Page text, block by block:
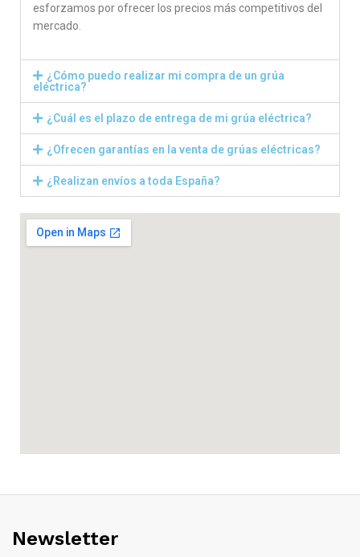
esforzamos por ofrecer los precios más competitivos del
mercado.
¿Cómo puedo realizar mi compra de un grúa
eléctrica?
¿Cuál es el plazo de entrega de mi grúa eléctrica?
¿Ofrecen garantías en la venta de grúas eléctricas?
¿Realizan envíos a toda España?
Newsletter